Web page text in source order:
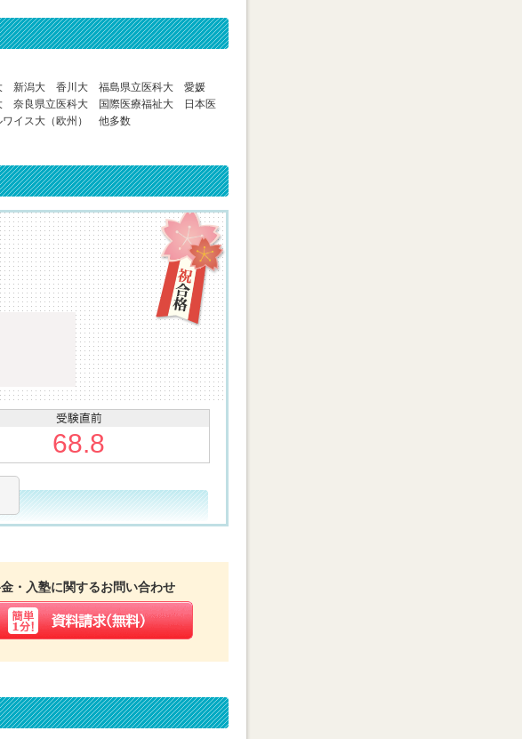
潟大 香川大 福島県立医科大 愛媛
良県立医科大 国際医療福祉大 日本医
イス大（欧州） 他多数
68.8
この公式を使うのか」と深い
独学の時に暗記に頼った勉強を
要としていました。さらに授業
・入塾に関するお問い合わせ